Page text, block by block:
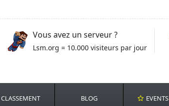
Vous avez un serveur ?
Lsm.org = 10.000 visiteurs par jour
CLASSEMENT BLOG EVENTS